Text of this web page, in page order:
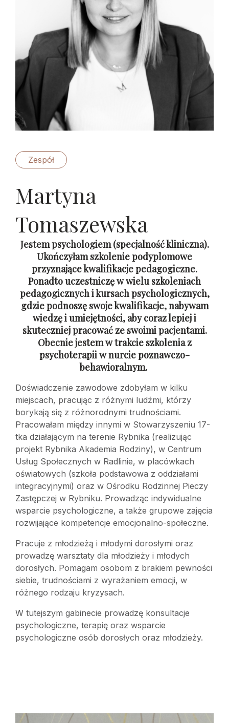
Zespół
Martyna
Tomaszewska
Jestem psychologiem (specjalność kliniczna).
Ukończyłam szkolenie podyplomowe
przyznające kwalifikacje pedagogiczne.
Ponadto uczestniczę w wielu szkoleniach
pedagogicznych i kursach psychologicznych,
gdzie podnoszę swoje kwalifikacje, nabywam
wiedzę i umiejętności, aby coraz lepiej i
skuteczniej pracować ze swoimi pacjentami.
Obecnie jestem w trakcie szkolenia z
psychoterapii w nurcie poznawczo-
behawioralnym.
Doświadczenie zawodowe zdobyłam w kilku
miejscach, pracując z różnymi ludźmi, którzy
borykają się z różnorodnymi trudnościami.
Pracowałam między innymi w Stowarzyszeniu 17-
tka działającym na terenie Rybnika (realizując
projekt Rybnika Akademia Rodziny), w Centrum
Usług Społecznych w Radlinie, w placówkach
oświatowych (szkoła podstawowa z oddziałami
integracyjnymi) oraz w Ośrodku Rodzinnej Pieczy
Zastępczej w Rybniku. Prowadząc indywidualne
wsparcie psychologiczne, a także grupowe zajęcia
rozwijające kompetencje emocjonalno-społeczne.
Pracuje z młodzieżą i młodymi dorosłymi oraz
prowadzę warsztaty dla młodzieży i młodych
dorosłych. Pomagam osobom z brakiem pewności
siebie, trudnościami z wyrażaniem emocji, w
różnego rodzaju kryzysach.
W tutejszym gabinecie prowadzę konsultacje
psychologiczne, terapię oraz wsparcie
psychologiczne osób dorosłych oraz młodzieży.